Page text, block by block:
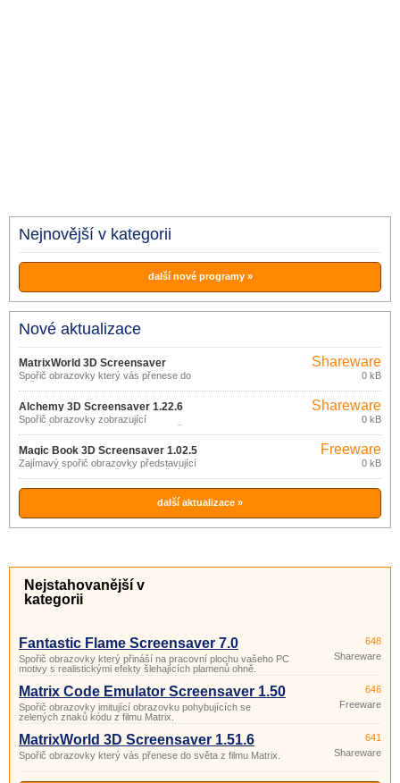
Nejnovější v kategorii
další nové programy »
Nové aktualizace
MatrixWorld 3D Screensaver
1.51.6
Spořič obrazovky který vás přenese do
světa z filmu Matrix.
Shareware
0 kB
Alchemy 3D Screensaver 1.22.6
Spořič obrazovky zobrazující
starodávnou alchymistickou laboratoř se
záhadnými světelnými efekty, zahalenou
tajemnou mlhou.
Shareware
0 kB
Magic Book 3D Screensaver 1.02.5
Zajímavý spořič obrazovky představující
filozofický pohled na běh času: každý
moment života je zapsán do stránek
knihy, na jedné stránce minulost na další
Freeware
0 kB
další aktualizace »
Nejstahovanější v
kategorii
Fantastic Flame Screensaver 7.0
Spořič obrazovky který přináší na pracovní plochu vašeho PC
motivy s realistickými efekty šlehajících plamenů ohně.
648
Shareware
Matrix Code Emulator Screensaver 1.50
Spořič obrazovky imitující obrazovku pohybujících se
zelených znaků kódu z filmu Matrix.
646
Freeware
MatrixWorld 3D Screensaver 1.51.6
Spořič obrazovky který vás přenese do světa z filmu Matrix.
641
Shareware